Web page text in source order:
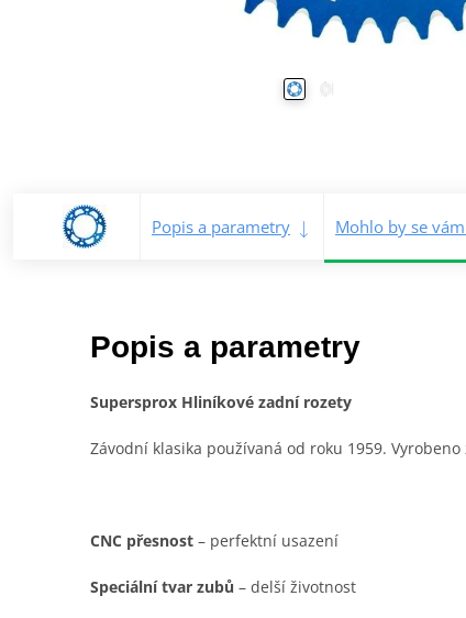
Popis a parametry Mohlo by se
Popis a parametry
Supersprox Hliníkové zadní rozety
Závodní klasika používaná od roku 1959.
CNC přesnost – perfektní usazení
Speciální tvar zubů – delší životnost